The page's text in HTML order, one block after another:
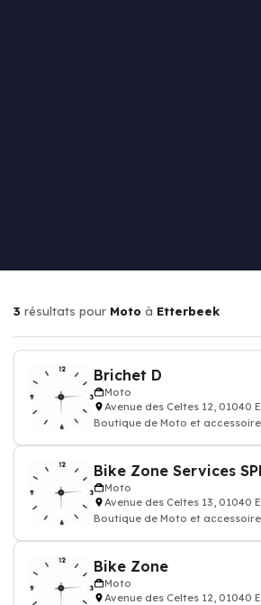
3 résultats pour Moto à Etterbeek
Brichet D
Moto
Avenue des Celtes 12, 01040
Boutique de Moto et
Bike Zone Services
Moto
Avenue des Celtes 13, 01040
Boutique de Moto et
Bike Zone
Moto
Avenue des Celtes 12, 01040